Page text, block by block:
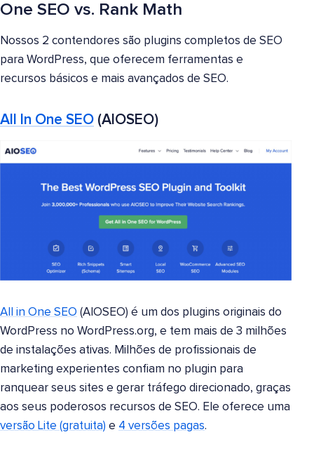
One SEO vs. Rank Math
Nossos 2 contendores são plugins completos de SEO
para WordPress, que oferecem ferramentas e
recursos básicos e mais avançados de SEO.
All In One SEO (AIOSEO)
All in One SEO (AIOSEO) é um dos plugins originais do
WordPress no WordPress.org, e tem mais de 3 milhões
de instalações ativas. Milhões de profissionais de
marketing experientes confiam no plugin para
ranquear seus sites e gerar tráfego direcionado, graças
aos seus poderosos recursos de SEO. Ele oferece uma
versão Lite (gratuita) e 4 versões pagas.